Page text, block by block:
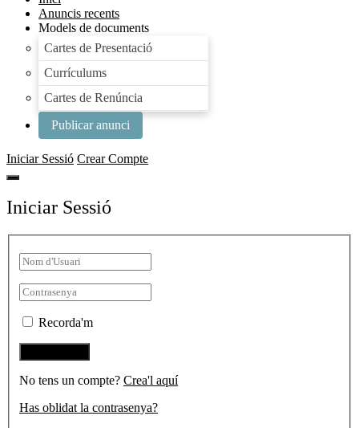
Anuncis recents
Models de documents
Cartes de Presentació
Currículums
Cartes de Renúncia
Publicar anunci
Iniciar Sessió Crear Compte
Iniciar Sessió
Recorda'm
No tens un compte? Crea'l aquí
Has oblidat la contrasenya?